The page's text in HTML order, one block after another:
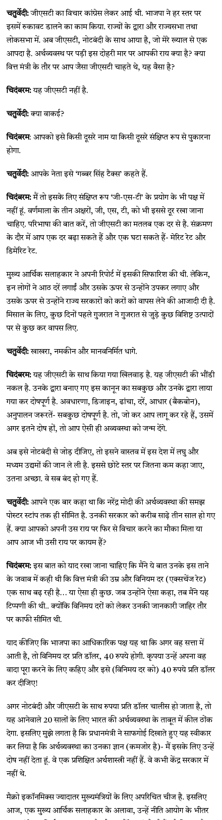
चतुर्वेदी:जीएसटी का विचार कांग्रेस लेकर आई थी. भाजपा ने हर स्तर पर
इसमें रुकावट डालने का काम किया. राज्यों के द्वारा और राज्यसभा तथा
लोकसभा में. अब जीएसटी, नोटबंदी के साथ आया है, जो मेरे ख्याल से एक
आपदा है. अर्थव्यवस्थ पर पड़ी इस दोहरी मार पर आपकी राय क्या है? क्या
वित्त मंत्री के तौर पर आप जैसा जीएसटी चाहते थे, यह वैसा है?
चिदंबरम:यह जीएसटी नहीं है.
चतुर्वेदी:क्या वाकई?
चिदंबरम: आपको इसे किसी दूसरे नाम या किसी दूसरे संक्षिप्त रूप से पुकारना
होगा.
चतुर्वेदी: आपके नेता इसे ‘गब्बर सिंह टैक्स’ कहते हैं.
चिदंबरम:मैं तो इसके लिए संक्षिप्त रूप ‘जी-एस-टी’ के प्रयोग के भी पक्ष में
नहीं हूं. वर्णमाला के तीन अक्षरों, जी, एस, टी, को भी इससे दूर रखा जाना
चाहिए. परिभाषा की बात करें, तो जीएसटी का मतलब एक दर से है. संक्रमण
के दौर में आप एक दर बढ़ा सकते हैं और एक घटा सकते हैं- मेरिट रेट और
डिमेरिट रेट.
मुख्य आर्थिक सलाहकार ने अपनी रिपोर्ट में इसकी सिफारिश की थी. लेकिन,
इन लोगों ने आठ दरें लगाईं और उसके ऊपर से उन्होंने उपकर लगाए और
उसके ऊपर से उन्होंने राज्य सरकारों को करों को वापस लेने की आजादी दी है.
मिसाल के लिए, कुछ दिनों पहले गुजरात ने गुजरात से जुड़े कुछ विशिष्ट उत्पादों
पर से कुछ कर वापस लिए.
चतुर्वेदी:खाखरा, नमकीन और मानवनिर्मित धागे.
चिदंबरम:यह जीएसटी के साथ किया गया खिलवाड़ है. यह जीएसटी की भौंडी
नकल है. उनके द्वारा बनाए गए इस कानून का सबकुछ और उनके द्वारा लाया
गया कर दोषपूर्ण है. अवधारणा, डिजाइन, ढांचा, दरें, आधार (बैकबोन),
अनुपालन जरूरतें- सबकुछ दोषपूर्ण है. तो, जो कर आप लागू कर रहे हैं, उसमें
अगर इतने दोष हों, तो आप ऐसी ही अव्यवस्था को जन्म देंगे.
अब इसे नोटबंदी से जोड़ दीजिए, तो इसने वास्तव में इस देश में लघु और
मध्यम उद्यमों की जान ले ली है. इससे छोटे स्तर पर जितना कम कहा जाए,
उतना अच्छा. वे सब बंद हो गए हैं.
चतुर्वेदी: आपने एक बार कहा था कि नरेंद्र मोदी की अर्थव्यवस्था की समझ
पोस्टर स्टांप तक ही सीमित है. उनकी सरकार को करीब साढ़े तीन साल हो गए
हैं. क्या आपको अपनी उस राय पर फिर से विचार करने का मौका मिला या
आप आज भी उसी राय पर कायम हैं?
चिदंबरम:इस बात को याद रखा जाना चाहिए कि मैंने ये बात उनके इस ताने
के जवाब में कही थी कि वित्त मंत्री की उम्र और विनियम दर (एक्सचेंज रेट)
एक साथ बढ़ रही है… या ऐसा ही कुछ. जब उन्होंने ऐसा कहा, तब मैंने यह
टिप्पणी की थी.. क्योंकि विनिमय दरों को लेकर उनकी जानकारी जाहिर तौर
पर काफी सीमित थी.
याद कीजिए कि भाजपा का आधिकारिक पक्ष यह था कि अगर वह सत्ता में
आती है, तो विनिमय दर प्रति डॉलर, 40 रुपये होगी. कृपया उन्हें अपना वह
वादा पूरा करने के लिए कहिए और इसे (विनिमय दर को) 40 रुपये प्रति डॉलर
कर दीजिए!
अगर नोटबंदी और जीएसटी के साथ रुपया प्रति डॉलर चालीस हो जाता है, तो
यह आनेवाले 20 सालों के लिए भारत की अर्थव्यवस्था के ताबूत में कील ठोंक
देगा. इसलिए मुझे लगता है कि प्रधानमंत्री ने साफगोई दिखाते हुए यह स्वीकार
कर लिया है कि अर्थव्यवस्था का उनका ज्ञान (कमजोर है)- मैं इसके लिए उन्हें
दोष नहीं देता हूं. वे एक प्रशिक्षित अर्थशास्त्री नहीं हैं. वे कभी केंद्र सरकार में
नहीं थे.
मैक्रो इकॉनमिक्स ज्यादातर मुख्यमंत्रियों के लिए अपरिचित चीज है. इसलिए
आज, एक मुख्य आर्थिक सलाहकार के अलावा, उन्हें नीति आयोग के भीतर